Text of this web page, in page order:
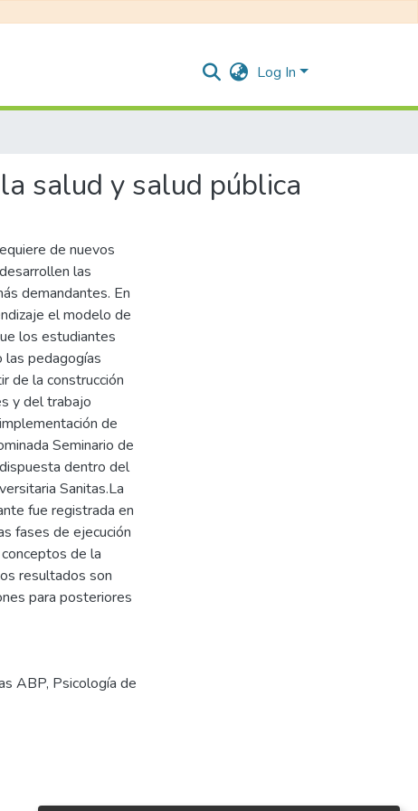
Log In
salud y salud pública
de nuevos
las
demandantes. En
el modelo de
los estudiantes
las pedagogías
de la construcción
y del trabajo
de
Seminario de
dentro del
Sanitas.La
fue registrada en
fases de ejecución
de la
resultados son
para posteriores
ABP, Psicología de